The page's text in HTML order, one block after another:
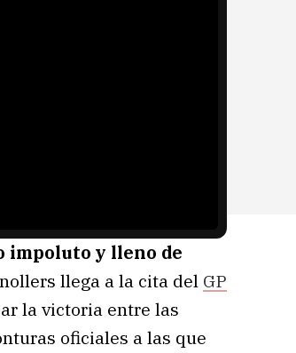
impoluto y lleno de
llega a la cita del GP
la victoria entre las
oficiales a las que